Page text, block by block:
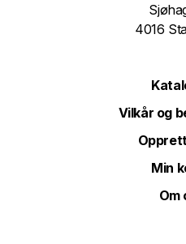
4016
Vilkår og
Min
Om